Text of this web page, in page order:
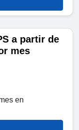
a partir de
mes
en